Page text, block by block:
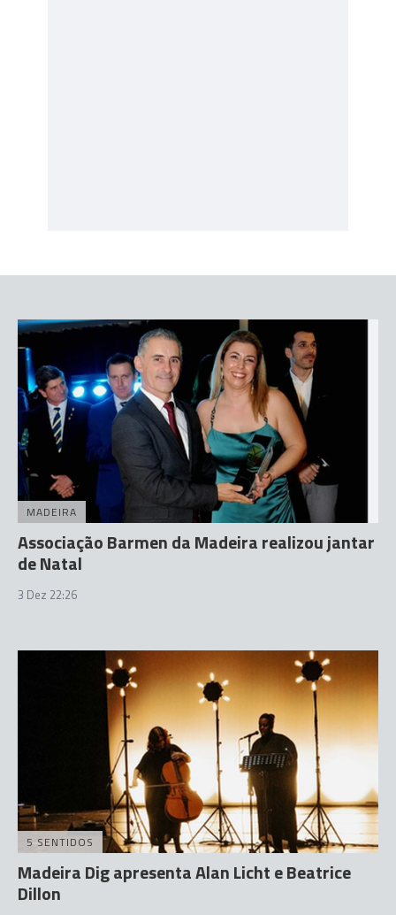
MADEIRA
Associação Barmen da Madeira realizou jantar
de Natal
3 Dez 22:26
5 SENTIDOS
Madeira Dig apresenta Alan Licht e Beatrice
Dillon